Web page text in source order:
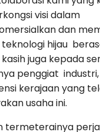
visi dalam
dan
hijau
juga kepada
penggiat
kerajaan yang
usaha ini.
termeterainya